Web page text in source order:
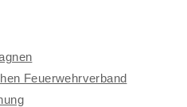
Feuerwehrverband